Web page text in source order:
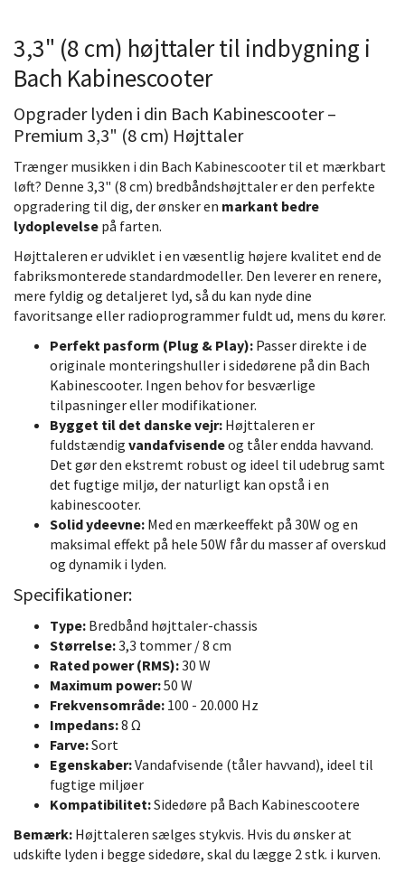
3,3" (8 cm) højttaler til indbygning i
Bach Kabinescooter
Opgrader lyden i din Bach Kabinescooter –
Premium 3,3" (8 cm) Højttaler
Trænger musikken i din Bach Kabinescooter til et mærkbart
løft? Denne 3,3" (8 cm) bredbåndshøjttaler er den perfekte
opgradering til dig, der ønsker en markant bedre
lydoplevelse på farten.
Højttaleren er udviklet i en væsentlig højere kvalitet end de
fabriksmonterede standardmodeller. Den leverer en renere,
mere fyldig og detaljeret lyd, så du kan nyde dine
favoritsange eller radioprogrammer fuldt ud, mens du kører.
Perfekt pasform (Plug & Play): Passer direkte i de
originale monteringshuller i sidedørene på din Bach
Kabinescooter. Ingen behov for besværlige
tilpasninger eller modifikationer.
Bygget til det danske vejr: Højttaleren er
fuldstændig vandafvisendeog tåler endda havvand.
Det gør den ekstremt robust og ideel til udebrug samt
det fugtige miljø, der naturligt kan opstå i en
kabinescooter.
Solid ydeevne: Med en mærkeeffekt på 30W og en
maksimal effekt på hele 50W får du masser af overskud
og dynamik i lyden.
Specifikationer:
Type: Bredbånd højttaler-chassis
Størrelse:3,3 tommer / 8 cm
Rated power (RMS):30 W
Maximum power:50 W
Frekvensområde: 100 - 20.000 Hz
Impedans:8 Ω
Farve:Sort
Egenskaber:Vandafvisende (tåler havvand), ideel til
fugtige miljøer
Kompatibilitet:Sidedøre på Bach Kabinescootere
Bemærk: Højttaleren sælges stykvis. Hvis du ønsker at
udskifte lyden i begge sidedøre, skal du lægge 2 stk. i kurven.